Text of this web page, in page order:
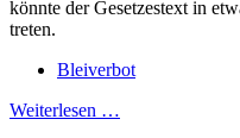
könnte der Gesetzestext in
treten.
Bleiverbot
Weiterlesen …